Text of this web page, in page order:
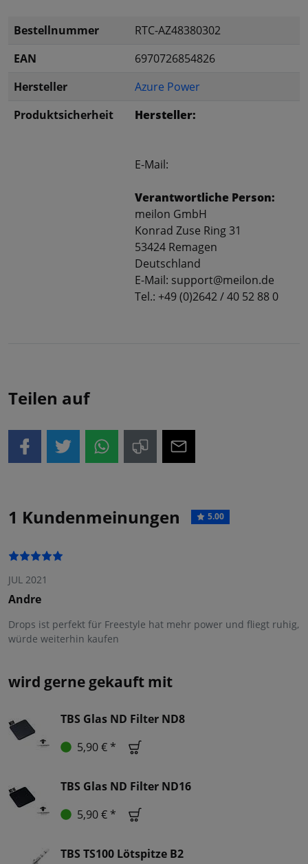
Bestellnummer
RTC-AZ48380302
EAN
6970726854826
Hersteller
Azure Power
Produktsicherheit
Hersteller:
E-Mail:
Verantwortliche Person:
meilon GmbH
Konrad Zuse Ring 31
53424 Remagen
Deutschland
E-Mail: support@meilon.de
Tel.: +49 (0)2642 / 40 52 88 0
Teilen auf
1 Kundenmeinungen 5.00
JUL 2021
Andre
Drops ist perfekt für Freestyle hat mehr power und fliegt ruhig,
würde weiterhin kaufen
wird gerne gekauft mit
TBS Glas ND Filter ND8
5,90 € *
TBS Glas ND Filter ND16
5,90 € *
TBS TS100 Lötspitze B2